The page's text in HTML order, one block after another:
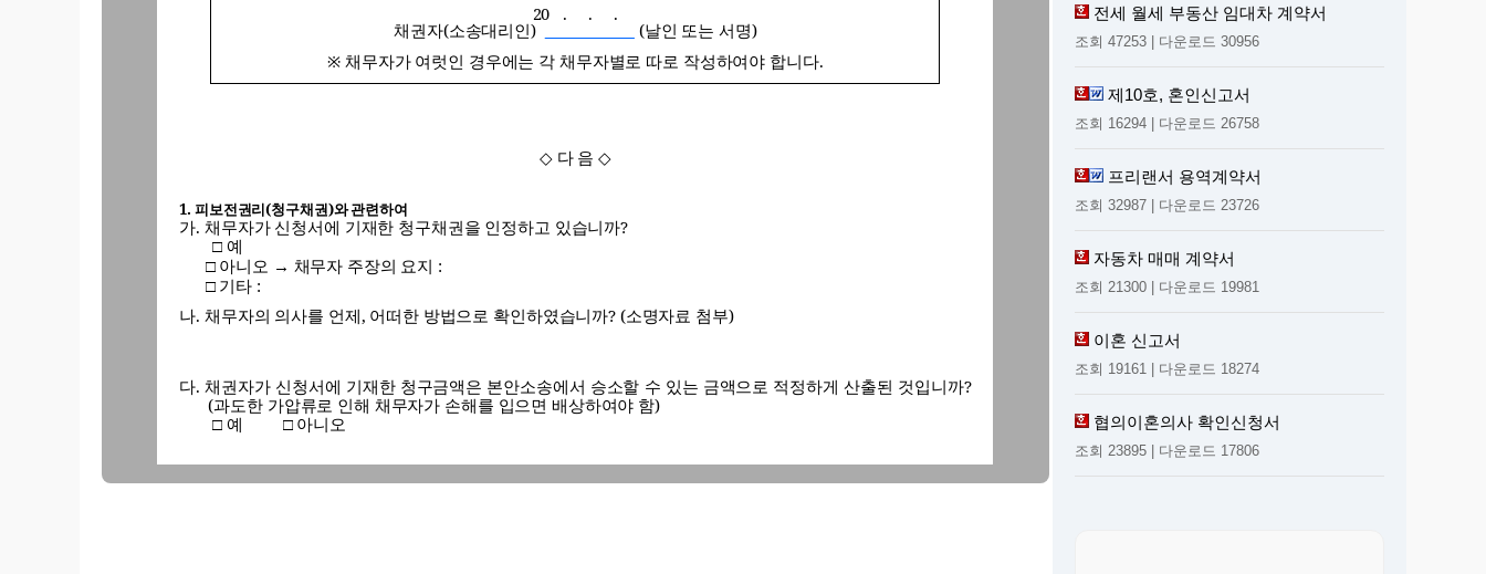
20 . . .
채권자(소송대리인) (날인 또는 서명)
※ 채무자가 여럿인 경우에는 각 채무자별로 따로 작성하여야 합니다.
◇ 다 음◇
1. 피보전권리(청구채권)와관련하여
가. 채무자가 신청서에 기재한 청구채권을 인정하고 있습니까?
□ 예
□ 아니오 → 채무자 주장의 요지 :
□ 기타 :
나. 채무자의 의사를 언제, 어떠한 방법으로 확인하였습니까? (소명자료 첨부)
다. 채권자가 신청서에 기재한 청구금액은 본안소송에서 승소할 수 있는 금액으로 적정하게 산출된 것입니까?
(과도한 가압류로 인해 채무자가 손해를 입으면 배상하여야 함)
□ 예 □ 아니오
2.보전의필요성과관련하여
가.채권자가 채무자의 재산에 대하여 가압류하지 않으면 향후 강제집행이 불가능하거나 매우 곤란해질 사유
전세 월세 부동산 임대차 계약서
조회 47253 | 다운로드 30956
제10호, 혼인신고서
조회 16294 | 다운로드 26758
프리랜서 용역계약서
조회 32987 | 다운로드 23726
자동차 매매 계약서
조회 21300 | 다운로드 19981
이혼 신고서
조회 19161 | 다운로드 18274
협의이혼의사 확인신청서
조회 23895 | 다운로드 17806